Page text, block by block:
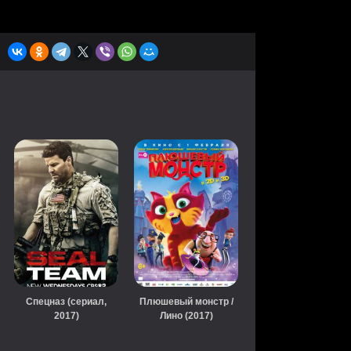
Спецназ (сериал,
2017)
Плюшевый монстр /
Лино (2017)